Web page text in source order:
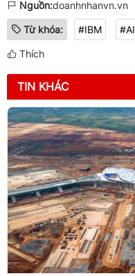
Nguồn:doanhnhanvn.vn
Từ khóa: #IBM #AI
Thích
TIN KHÁC